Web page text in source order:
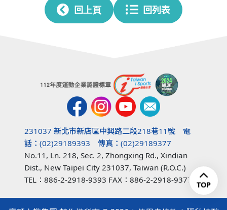
回上頁 回列表
231037 新北市新店區中興路二段218巷11號 電
話：(02)29189393 傳真：(02)29189377
No.11, Ln. 218, Sec. 2, Zhongxing Rd., Xindian
Dist., New Taipei City 231037, Taiwan (R.O.C.)
TEL：886-2-2918-9393 FAX：886-2-2918-9377
TOP